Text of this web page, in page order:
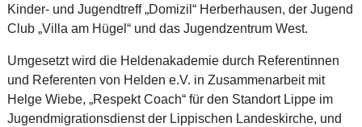
Kinder- und Jugendtreff „Domizil“ Herberhausen, der Jugend
Club „Villa am Hügel“ und das Jugendzentrum West.
Umgesetzt wird die Heldenakademie durch Referentinnen
und Referenten von Helden e.V. in Zusammenarbeit mit
Helge Wiebe, „Respekt Coach“ für den Standort Lippe im
Jugendmigrationsdienst der Lippischen Landeskirche, und